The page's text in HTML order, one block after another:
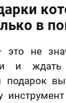
в
это не
и ждать